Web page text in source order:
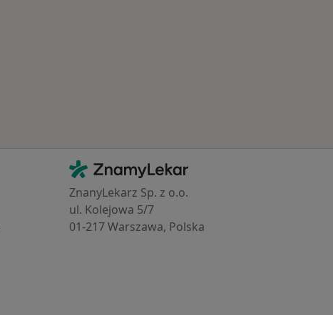
Kontakt
ZnamyLekar - Hlavní stránka
ZnanyLekarz Sp. z o.o.
ul. Kolejowa 5/7
01-217 Warszawa, Polska